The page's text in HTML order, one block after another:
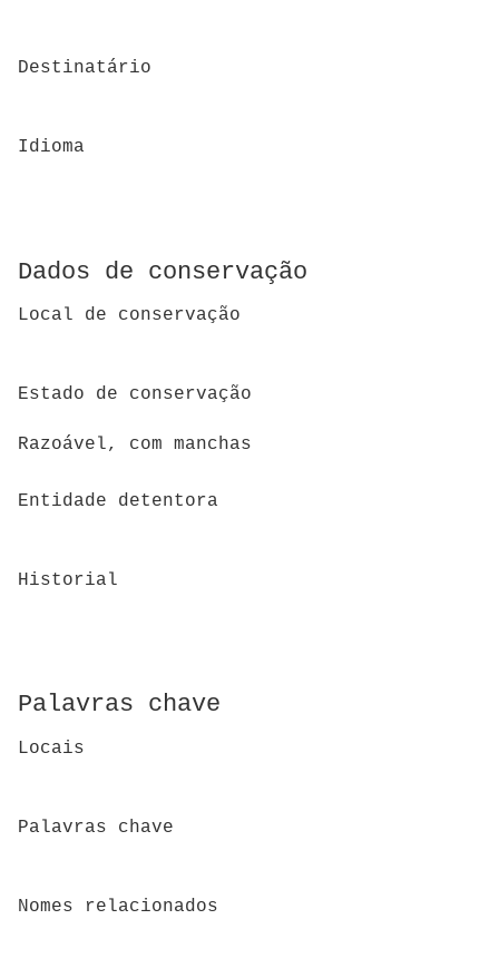
Destinatário
Idioma
Dados de conservação
Local de conservação
Estado de conservação
Razoável, com manchas
Entidade detentora
Historial
Palavras chave
Locais
Palavras chave
Nomes relacionados